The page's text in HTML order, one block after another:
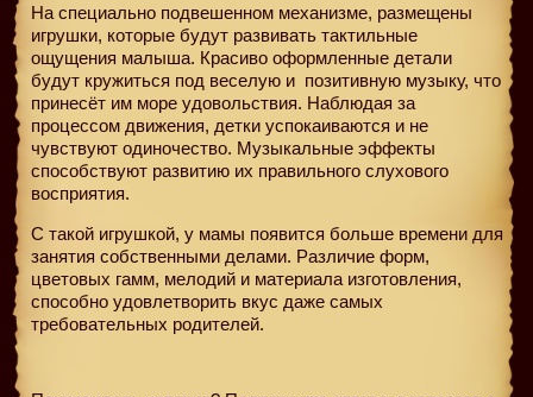
На специально подвешенном механизме, размещены
игрушки, которые будут развивать тактильные
ощущения малыша. Красиво оформленные детали
будут кружиться под веселую и позитивную музыку, что
принесёт им море удовольствия. Наблюдая за
процессом движения, детки успокаиваются и не
чувствуют одиночество. Музыкальные эффекты
способствуют развитию их правильного слухового
восприятия.
С такой игрушкой, у мамы появится больше времени для
занятия собственными делами. Различие форм,
цветовых гамм, мелодий и материала изготовления,
способно удовлетворить вкус даже самых
требовательных родителей.